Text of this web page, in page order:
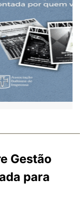
Gestão
para